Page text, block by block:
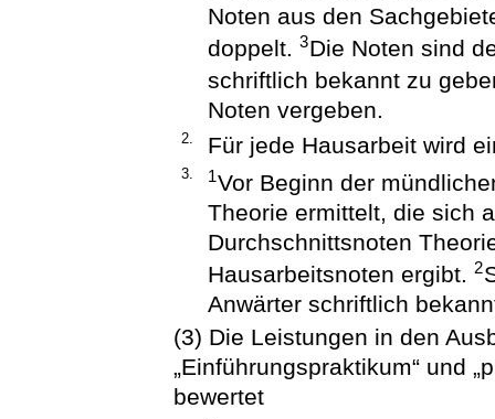
Noten aus den
doppelt. 3Die Noten sind
schriftlich bekannt zu
Noten vergeben.
2. Für jede Hausarbeit wird
3. 1Vor Beginn der
Theorie ermittelt, die sich
Durchschnittsnoten
Hausarbeitsnoten ergibt. 2
Anwärter schriftlich
(3) Die Leistungen in den
„Einführungspraktikum“ und
bewertet